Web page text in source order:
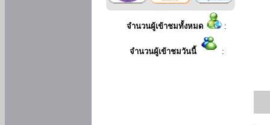
จำนวนผู้เข้าชมทั้งหมด :
จำนวนผู้เข้าชมวันนี้ :